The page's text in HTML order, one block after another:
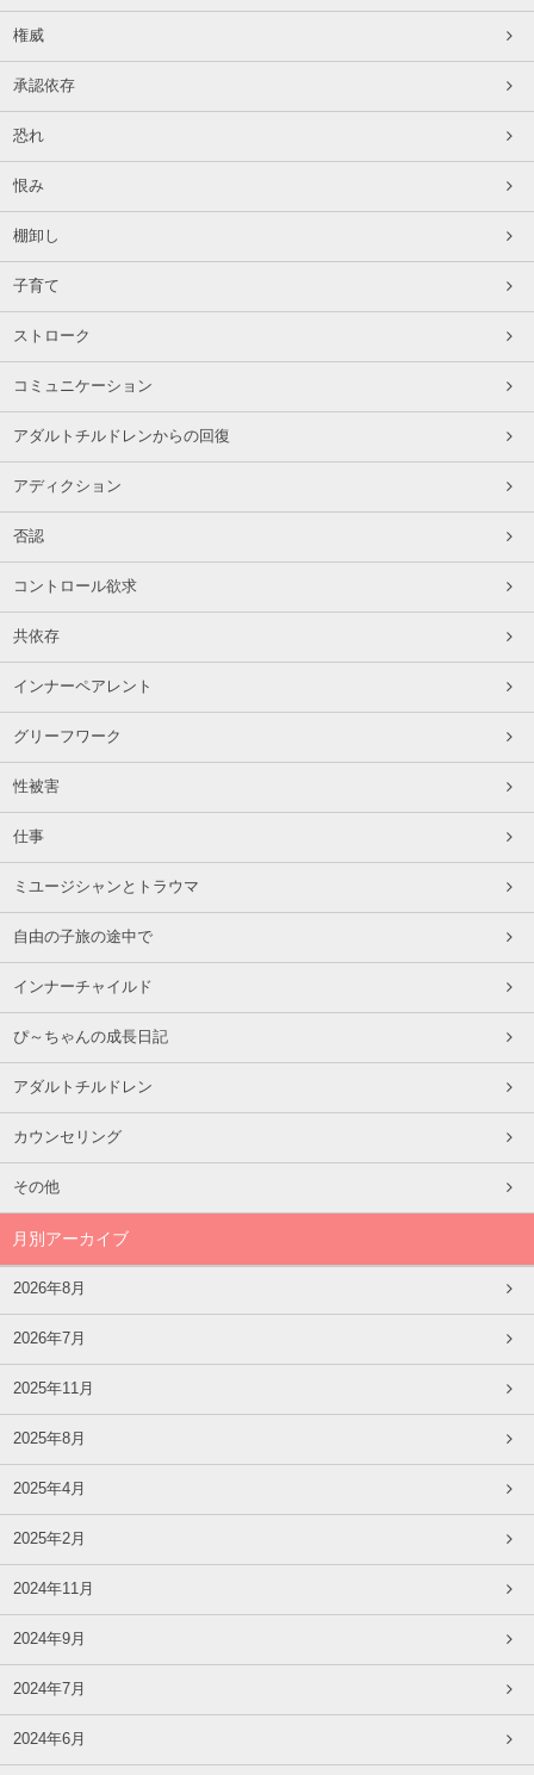
権威
承認依存
恐れ
恨み
棚卸し
子育て
ストローク
コミュニケーション
アダルトチルドレンからの回復
アディクション
否認
コントロール欲求
共依存
インナーペアレント
グリーフワーク
性被害
仕事
ミユージシャンとトラウマ
自由の子旅の途中で
インナーチャイルド
ぴ～ちゃんの成長日記
アダルトチルドレン
カウンセリング
その他
月別アーカイブ
2026年8月
2026年7月
2025年11月
2025年8月
2025年4月
2025年2月
2024年11月
2024年9月
2024年7月
2024年6月